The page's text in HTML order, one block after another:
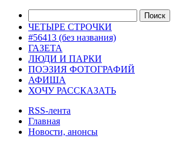
ЧЕТЫРЕ СТРОЧКИ
#56413 (без названия)
ГАЗЕТА
ЛЮДИ И ПАРКИ
ПОЭЗИЯ ФОТОГРАФИЙ
АФИША
ХОЧУ РАССКАЗАТЬ
RSS-лента
Главная
Новости, анонсы